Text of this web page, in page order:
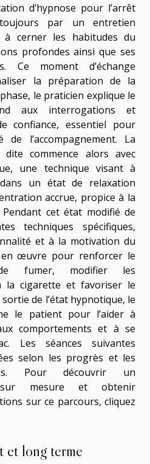
d’hypnose pour l’arrêt
par un entretien
à cerner les habitudes du
profondes ainsi que ses
Ce moment d’échange
la préparation de la
le praticien explique le
aux interrogations et
confiance, essentiel pour
de l’accompagnement. La
dite commence alors avec
une technique visant à
un état de relaxation
accrue, propice à la
cet état modifié de
techniques spécifiques,
et à la motivation du
œuvre pour renforcer le
fumer, modifier les
la cigarette et favoriser le
de l’état hypnotique, le
le patient pour l’aider à
comportements et à se
Les séances suivantes
selon les progrès et les
Pour découvrir un
sur mesure et obtenir
sur ce parcours, cliquez
et long terme